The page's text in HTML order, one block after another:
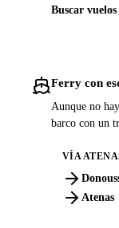
Buscar
Ferry con
Aunque no
barco con un
VÍA